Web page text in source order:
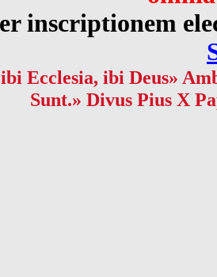
inscriptionem
Ecclesia, ibi Deus»
Sunt.» Divus Pius X